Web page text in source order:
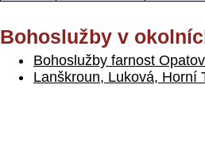
Bohoslužby v
Bohoslužby farnost Opatov
Lanškroun, Luková, Horní